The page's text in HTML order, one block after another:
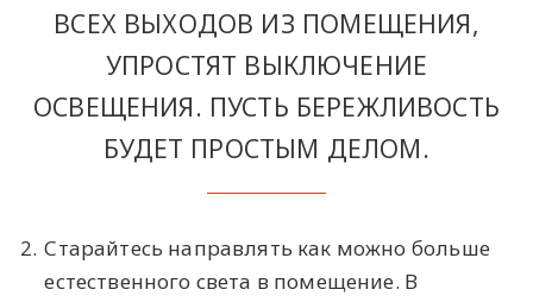
ВСЕХ ВЫХОДОВ ИЗ ПОМЕЩЕНИЯ,
УПРОСТЯТ ВЫКЛЮЧЕНИЕ
ОСВЕЩЕНИЯ. ПУСТЬ БЕРЕЖЛИВОСТЬ
БУДЕТ ПРОСТЫМ ДЕЛОМ.
2. Старайтесь направлять как можно больше
естественного света в помещение. В